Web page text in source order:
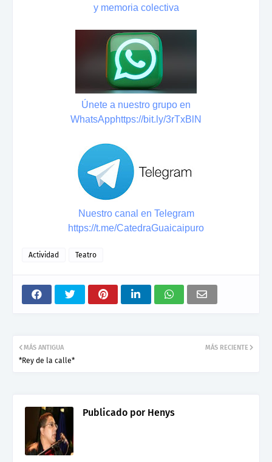
y memoria colectiva
Únete a nuestro grupo en
WhatsApphttps://bit.ly/3rTxBlN
Nuestro canal en Telegram
https://t.me/CatedraGuaicaipuro
Actividad Teatro
MÁS RECIENTE
MÁS ANTIGUA
*Rey de la calle*
Publicado porHenys